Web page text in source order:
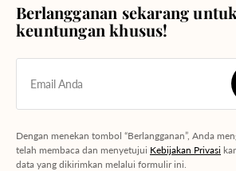
Berlangganan sekarang
keuntungan khusus!
Email Anda
Dengan menekan tombol “Berlangganan”, Anda
telah membaca dan menyetujui Kebijakan Privasi
data yang dikirimkan melalui formulir ini.